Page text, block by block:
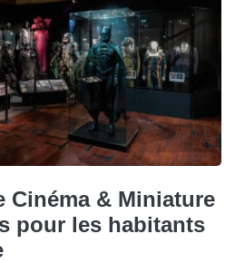
Cinéma & Miniature
pour les habitants